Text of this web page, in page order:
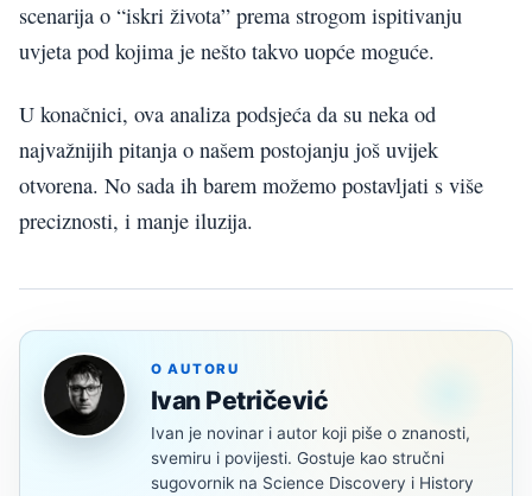
scenarija o “iskri života” prema strogom ispitivanju
uvjeta pod kojima je nešto takvo uopće moguće.
U konačnici, ova analiza podsjeća da su neka od
najvažnijih pitanja o našem postojanju još uvijek
otvorena. No sada ih barem možemo postavljati s više
preciznosti, i manje iluzija.
O AUTORU
Ivan Petričević
Ivan je novinar i autor koji piše o znanosti,
svemiru i povijesti. Gostuje kao stručni
sugovornik na Science Discovery i History